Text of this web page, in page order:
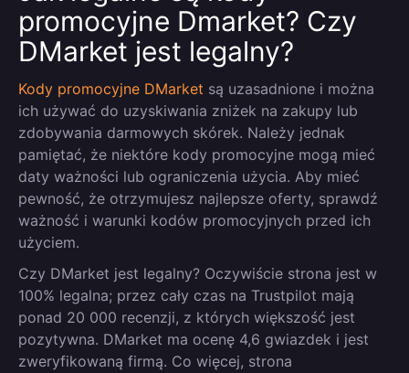
promocyjne Dmarket? Czy
DMarket jest legalny?
Kody promocyjne DMarket są uzasadnione i można
ich używać do uzyskiwania zniżek na zakupy lub
zdobywania darmowych skórek. Należy jednak
pamiętać, że niektóre kody promocyjne mogą mieć
daty ważności lub ograniczenia użycia. Aby mieć
pewność, że otrzymujesz najlepsze oferty, sprawdź
ważność i warunki kodów promocyjnych przed ich
użyciem.
Czy DMarket jest legalny? Oczywiście strona jest w
100% legalna; przez cały czas na Trustpilot mają
ponad 20 000 recenzji, z których większość jest
pozytywna. DMarket ma ocenę 4,6 gwiazdek i jest
zweryfikowaną firmą. Co więcej, strona